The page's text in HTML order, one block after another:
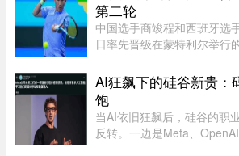
口，当车驶至该隧道口附近
第二轮
中国选手商竣程和西班牙选
日率先晋级在蒙特利尔举行
降雨让赛事安排受到严重影
的商竣程以6比3、6比3击败
AI狂飙下的硅谷新贵：
饱
当AI依旧狂飙后，硅谷的职
反转。一边是Meta、